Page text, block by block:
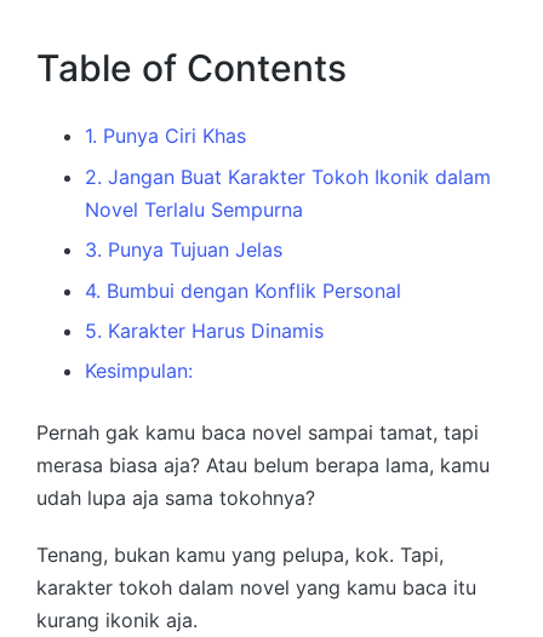
Table of Contents
1. Punya Ciri Khas
2. Jangan Buat Karakter Tokoh Ikonik dalam
Novel Terlalu Sempurna
3. Punya Tujuan Jelas
4. Bumbui dengan Konflik Personal
5. Karakter Harus Dinamis
Kesimpulan:
Pernah gak kamu baca novel sampai tamat, tapi
merasa biasa aja? Atau belum berapa lama, kamu
udah lupa aja sama tokohnya?
Tenang, bukan kamu yang pelupa, kok. Tapi,
karakter tokoh dalam novel yang kamu baca itu
kurang ikonik aja.